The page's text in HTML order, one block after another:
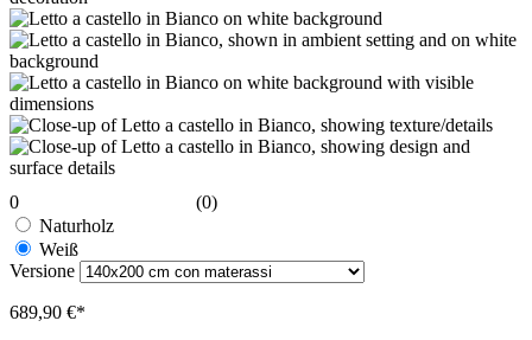
0
(0)
Naturholz
Weiß
Versione
689,90 €*